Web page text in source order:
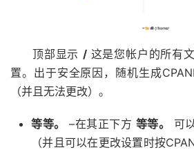
顶部显示 /这是您帐户的所有
置。出于安全原因，随机生成
（并且无法更改）。
等等。 –在其正下方 等等。
可
（并且可以在更改设置时按